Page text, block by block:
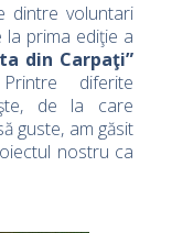
dintre voluntari
la prima ediţie a
din Carpaţi”
diferite
de la care
guste, am găsit
nostru ca